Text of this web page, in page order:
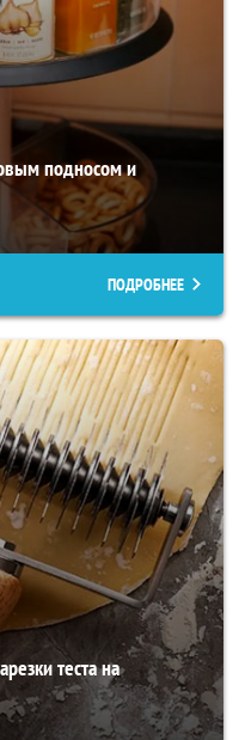
подносом и
ПОДРОБНЕЕ
теста на